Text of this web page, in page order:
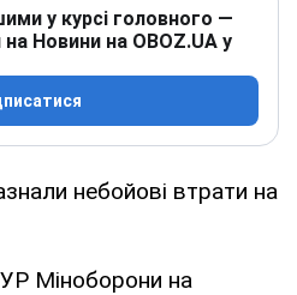
у курсі головного —
на Новини на OBOZ.UA у
небойові втрати на
Міноборони на